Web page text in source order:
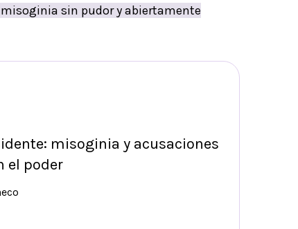
sin pudor y abiertamente
misoginia y acusaciones
el poder